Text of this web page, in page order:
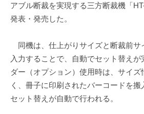
アブル断裁を実現する三方断裁機「
発表・発売した。
同機は、仕上がりサイズと断裁前サ
入力することで、自動でセット替え
ダー（オプション）使用時は、サイズ
く、冊子に印刷されたバーコードを
セット替えが自動で行われる。